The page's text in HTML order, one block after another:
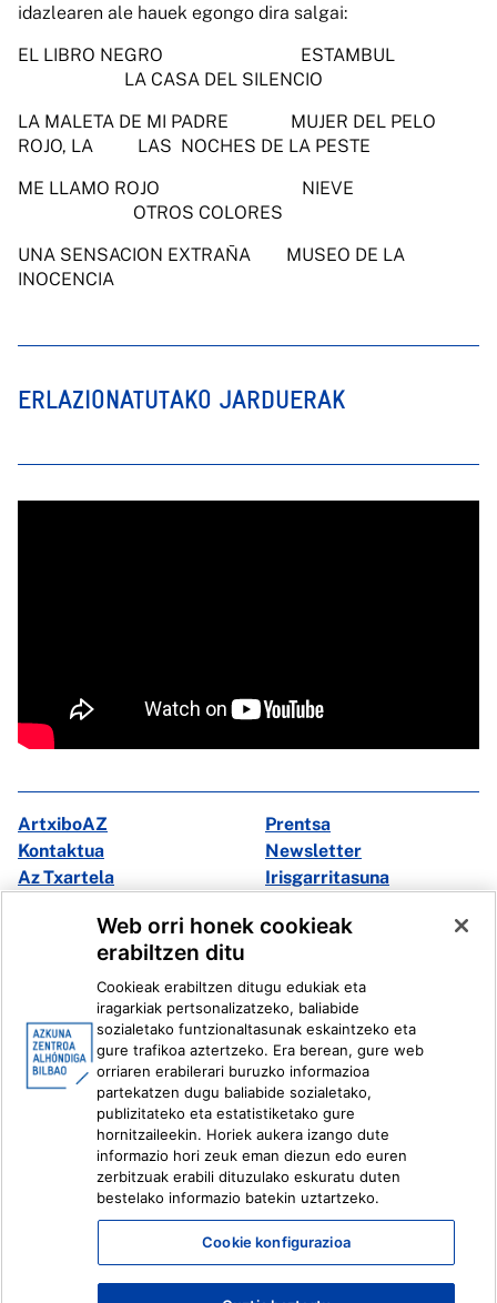
idazlearen ale hauek egongo dira salgai:
EL LIBRO NEGRO ESTAMBUL
LA CASA DEL SILENCIO
LA MALETA DE MI PADRE MUJER DEL PELO
ROJO, LA LAS NOCHES DE LA PESTE
ME LLAMO ROJO NIEVE
OTROS COLORES
UNA SENSACION EXTRAÑA MUSEO DE LA
INOCENCIA
ERLAZIONATUTAKO JARDUERAK
ArtxiboAZ
Prentsa
Kontaktua
Newsletter
Az Txartela
Irisgarritasuna
Instagram
Youtube
Linkedin
Ivoox
Lege informazioa Barneko Informazio Sistema
Web orri honek cookieak
erabiltzen ditu
Cookieak erabiltzen ditugu edukiak eta
iragarkiak pertsonalizatzeko, baliabide
sozialetako funtzionaltasunak eskaintzeko eta
gure trafikoa aztertzeko. Era berean, gure web
orriaren erabilerari buruzko informazioa
partekatzen dugu baliabide sozialetako,
publizitateko eta estatistiketako gure
hornitzaileekin. Horiek aukera izango dute
informazio hori zeuk eman diezun edo euren
zerbitzuak erabili dituzulako eskuratu duten
bestelako informazio batekin uztartzeko.
Cookie konfigurazioa